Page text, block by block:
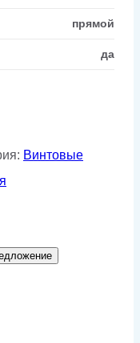
прямой
да
Винтовые